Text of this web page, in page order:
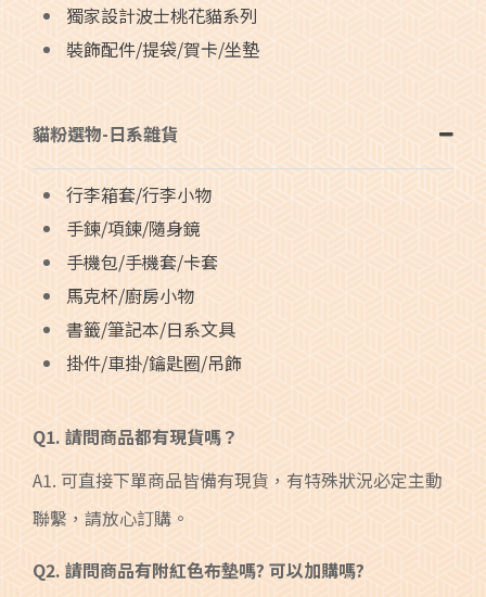
獨家設計波士桃花貓系列
裝飾配件/提袋/賀卡/坐墊
貓粉選物-日系雜貨
行李箱套/行李小物
手鍊/項鍊/隨身鏡
手機包/手機套/卡套
馬克杯/廚房小物
書籤/筆記本/日系文具
掛件/車掛/鑰匙圈/吊飾
Q1. 請問商品都有現貨嗎？
A1. 可直接下單商品皆備有現貨，有特殊狀況必定主動
聯繫，請放心訂購。
Q2. 請問商品有附紅色布墊嗎? 可以加購嗎?